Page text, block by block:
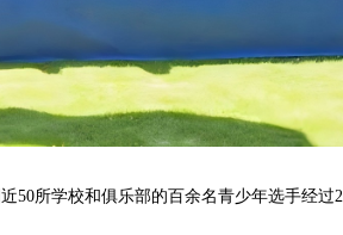
近50所学校和俱乐部的百余名青少年选手经过2